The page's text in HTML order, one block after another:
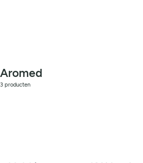
Aromed
3 producten